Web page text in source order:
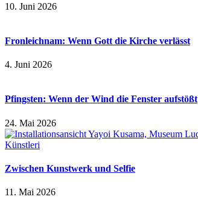
10. Juni 2026
Fronleichnam: Wenn Gott die Kirche verlässt
4. Juni 2026
Pfingsten: Wenn der Wind die Fenster aufstößt
24. Mai 2026
Zwischen Kunstwerk und Selfie
11. Mai 2026